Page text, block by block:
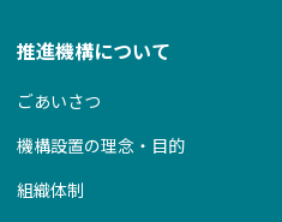
推進機構について
ごあいさつ
機構設置の理念・目的
組織体制